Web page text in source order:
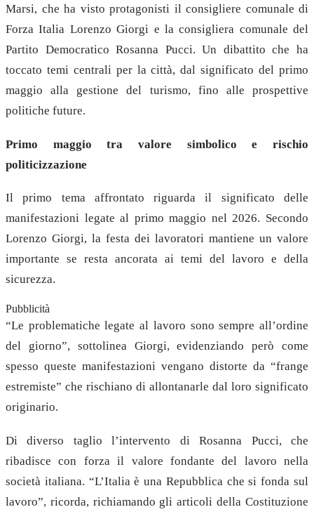
Marsi, che ha visto protagonisti il consigliere comunale di
Forza Italia Lorenzo Giorgi e la consigliera comunale del
Partito Democratico Rosanna Pucci. Un dibattito che ha
toccato temi centrali per la città, dal significato del primo
maggio alla gestione del turismo, fino alle prospettive
politiche future.
Primo maggio tra valore simbolico e rischio
politicizzazione
Il primo tema affrontato riguarda il significato delle
manifestazioni legate al primo maggio nel 2026. Secondo
Lorenzo Giorgi, la festa dei lavoratori mantiene un valore
importante se resta ancorata ai temi del lavoro e della
sicurezza.
Pubblicità
“Le problematiche legate al lavoro sono sempre all’ordine
del giorno”, sottolinea Giorgi, evidenziando però come
spesso queste manifestazioni vengano distorte da “frange
estremiste” che rischiano di allontanarle dal loro significato
originario.
Di diverso taglio l’intervento di Rosanna Pucci, che
ribadisce con forza il valore fondante del lavoro nella
società italiana. “L’Italia è una Repubblica che si fonda sul
lavoro”, ricorda, richiamando gli articoli della Costituzione